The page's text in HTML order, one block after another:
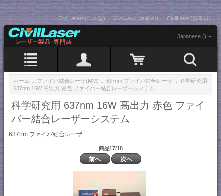
CivilLasers(日本語) CivilLaser(English) CivilLaser(한국어)
Japanese ()
ホーム :: ファイバ結合レーザ(MM) :: 637nm ファイバ結合レーザ :: 科学研究用
637nm 16W 高出力 赤色 ファイバー結合レーザーシステム
科学研究用 637nm 16W 高出力 赤色 ファイ
バー結合レーザーシステム
637nm ファイバ結合レーザ
商品17/18
前へ 次へ